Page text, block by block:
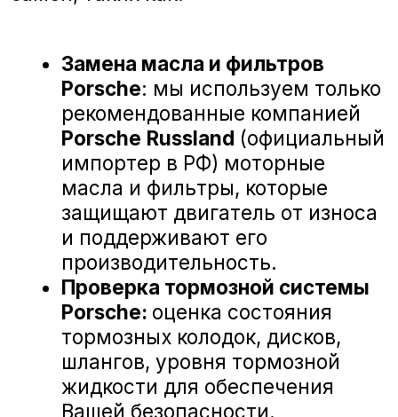
Замена салонного фильтра
Замена свечей зажигания
Шиномонтаж
Заправка системы кондиционирования